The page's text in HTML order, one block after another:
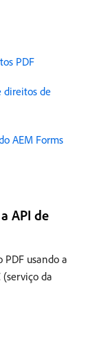
PDF
direitos de
AEM Forms
API de
usando a
(serviço da